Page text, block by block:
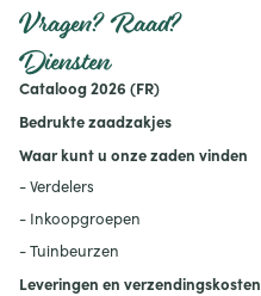
rekening mee houdt.
Vragen? Raad?
Diensten
Cataloog 2026 (FR)
Bedrukte zaadzakjes
Waar kunt u onze zaden vinden
- Verdelers
- Inkoopgroepen
- Tuinbeurzen
Leveringen en verzendingskosten